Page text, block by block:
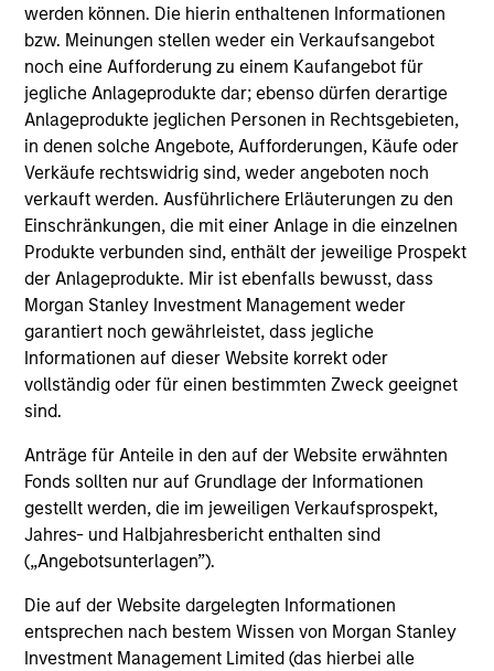
werden können. Die hierin enthaltenen Informationen
bzw. Meinungen stellen weder ein Verkaufsangebot
noch eine Aufforderung zu einem Kaufangebot für
jegliche Anlageprodukte dar; ebenso dürfen derartige
Anlageprodukte jeglichen Personen in Rechtsgebieten,
in denen solche Angebote, Aufforderungen, Käufe oder
Verkäufe rechtswidrig sind, weder angeboten noch
verkauft werden. Ausführlichere Erläuterungen zu den
Einschränkungen, die mit einer Anlage in die einzelnen
Produkte verbunden sind, enthält der jeweilige Prospekt
der Anlageprodukte. Mir ist ebenfalls bewusst, dass
Morgan Stanley Investment Management weder
garantiert noch gewährleistet, dass jegliche
Informationen auf dieser Website korrekt oder
vollständig oder für einen bestimmten Zweck geeignet
sind.
Anträge für Anteile in den auf der Website erwähnten
Fonds sollten nur auf Grundlage der Informationen
gestellt werden, die im jeweiligen Verkaufsprospekt,
Jahres- und Halbjahresbericht enthalten sind
(„Angebotsunterlagen”).
Die auf der Website dargelegten Informationen
entsprechen nach bestem Wissen von Morgan Stanley
Investment Management Limited (das hierbei alle
1
Core Strategy
We believe a core approach to emerging markets
investing allows for capturing opportunities more broadly
across the asset class. As core investors, our portfolio is
not dominated by a particular style and is diversified
across countries and companies in EM, seeking to provide
balanced drivers of active risk and return.
2
We have an integrated top-down and bottom-up
investment process, we analyze the country macro
factors that we believe set the context and conditions for
equity returns as well as anticipate macro risk. We have a
bias for quality stocks with attractive growth
balance sheets and high free cash flow growth to
reinvest and benefit from sustainable earnings growth.